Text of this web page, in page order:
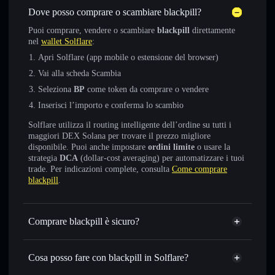
Dove posso comprare o scambiare blackpill?
Puoi comprare, vendere o scambiare blackpill direttamente
nel wallet Solflare:
Apri Solflare (app mobile o estensione del browser)
Vai alla scheda Scambia
Seleziona BP come token da comprare o vendere
Inserisci l’importo e conferma lo scambio
Solflare utilizza il routing intelligente dell’ordine su tutti i
maggiori DEX Solana per trovare il prezzo migliore
disponibile. Puoi anche impostare ordini limite o usare la
strategia DCA (dollar-cost averaging) per automatizzare i tuoi
trade. Per indicazioni complete, consulta Come comprare
blackpill.
Comprare blackpill è sicuro?
blackpill token verificato
Cosa posso fare con blackpill in Solflare?